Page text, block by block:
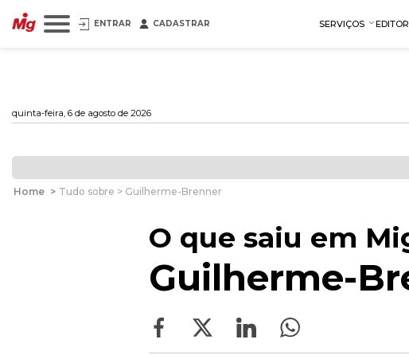
ENTRAR CADASTRAR SERVIÇOS
quinta-feira, 6 de agosto de 2026
Home > Tudo sobre > Guilherme-Brenner
O que saiu em
Guilherme-